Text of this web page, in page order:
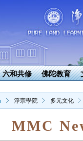
六和共修 佛陀教育
淨宗學院 多元文化
MMC